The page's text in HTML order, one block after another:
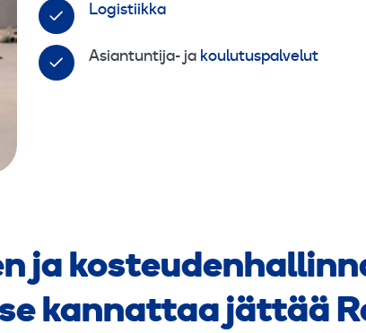
Logistiikka
Asiantuntija- ja koulutuspalvelut
ja
kannattaa jättää